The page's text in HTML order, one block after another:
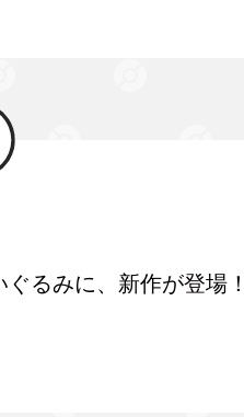
るみに、新作が登場！